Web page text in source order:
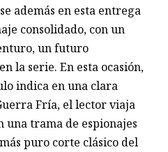
además en esta entrega
consolidado, con un
un futuro
la serie. En esta ocasión,
indica en una clara
Fría, el lector viaja
una trama de espionajes
puro corte clásico del